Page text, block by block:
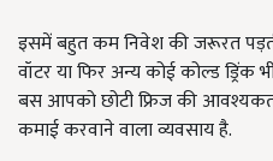
इसमें बहुत कम निवेश की जरूरत
वॉटर या फिर अन्य कोई कोल्ड
बस आपको छोटी फ्रिज की आवश्यकता
कमाई करवाने वाला व्यवसाय है.